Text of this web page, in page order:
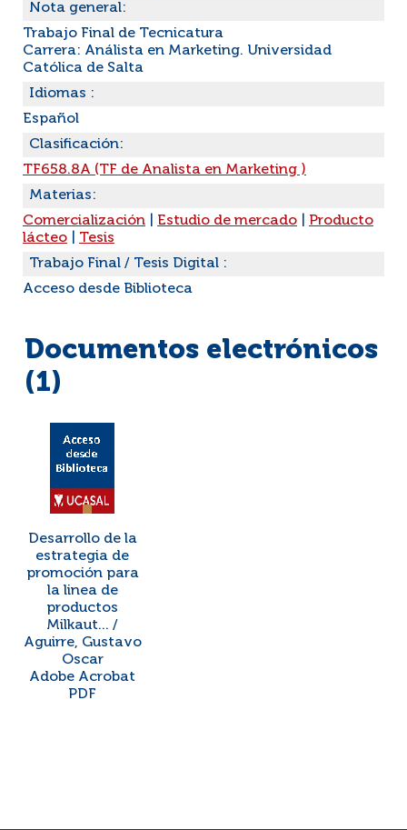
Nota general:
Trabajo Final de Tecnicatura
Carrera: Análista en Marketing. Universidad
Católica de Salta
Idiomas :
Español
Clasificación:
TF658.8A (TF de Analista en Marketing )
Materias:
Comercialización
Estudio de mercado
Producto
lácteo
Tesis
Trabajo Final / Tesis Digital :
Acceso desde Biblioteca
Documentos electrónicos
(1)
Desarrollo de la
estrategia de
promoción para
la linea de
productos
Milkaut... /
Aguirre, Gustavo
Oscar
Adobe Acrobat
PDF